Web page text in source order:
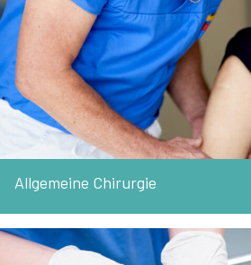
Allgemeine Chirurgie